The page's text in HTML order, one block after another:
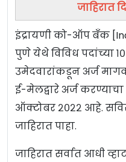
जाहिरात
इंद्रायणी को-ऑप बँक
पुणे येथे विविध पदांच्या १०
उमेदवारांकडून अर्ज
ई-मेलद्वारे अर्ज
ऑक्टोबर २०२२ आहे.
जाहिरात पाहा.
जाहिरात सर्वात आधी